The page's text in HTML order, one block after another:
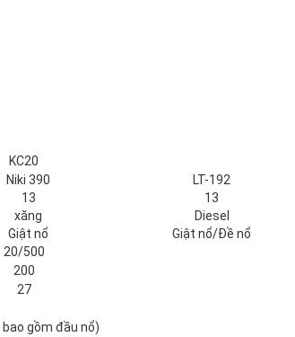
KC20
Niki 390
LT-192
13
13
xăng
Diesel
Giật nổ
Giật nổ/Đề nổ
20/500
200
27
gồm đầu nổ)